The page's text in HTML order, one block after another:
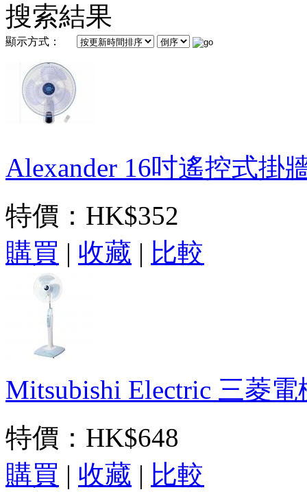
搜索結果
顯示方式：
Alexander 16吋遙控式掛
特價： HK$352
購買 | 收藏 | 比較
Mitsubishi Electric 三菱
特價： HK$648
購買 | 收藏 | 比較